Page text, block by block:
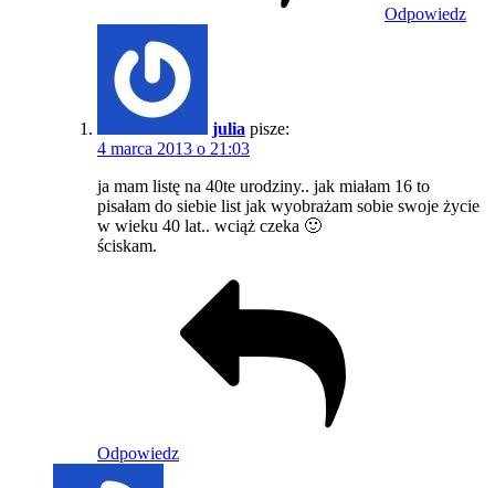
Odpowiedz
julia pisze:
4 marca 2013 o 21:03
ja mam listę na 40te urodziny.. jak miałam 16 to
pisałam do siebie list jak wyobrażam sobie swoje życie
w wieku 40 lat.. wciąż czeka 🙂
ściskam.
Odpowiedz